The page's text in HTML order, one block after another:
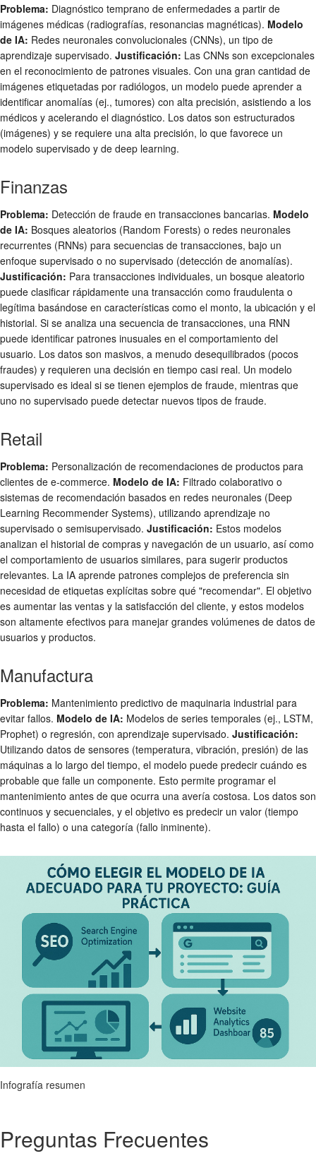
Problema: Diagnóstico temprano de enfermedades a partir de
imágenes médicas (radiografías, resonancias magnéticas). Modelo
de IA: Redes neuronales convolucionales (CNNs), un tipo de
aprendizaje supervisado. Justificación: Las CNNs son excepcionales
en el reconocimiento de patrones visuales. Con una gran cantidad de
imágenes etiquetadas por radiólogos, un modelo puede aprender a
identificar anomalías (ej., tumores) con alta precisión, asistiendo a los
médicos y acelerando el diagnóstico. Los datos son estructurados
(imágenes) y se requiere una alta precisión, lo que favorece un
modelo supervisado y de deep learning.
Finanzas
Problema: Detección de fraude en transacciones bancarias. Modelo
de IA: Bosques aleatorios (Random Forests) o redes neuronales
recurrentes (RNNs) para secuencias de transacciones, bajo un
enfoque supervisado o no supervisado (detección de anomalías).
Justificación: Para transacciones individuales, un bosque aleatorio
puede clasificar rápidamente una transacción como fraudulenta o
legítima basándose en características como el monto, la ubicación y el
historial. Si se analiza una secuencia de transacciones, una RNN
puede identificar patrones inusuales en el comportamiento del
usuario. Los datos son masivos, a menudo desequilibrados (pocos
fraudes) y requieren una decisión en tiempo casi real. Un modelo
supervisado es ideal si se tienen ejemplos de fraude, mientras que
uno no supervisado puede detectar nuevos tipos de fraude.
Retail
Problema: Personalización de recomendaciones de productos para
clientes de e-commerce. Modelo de IA: Filtrado colaborativo o
sistemas de recomendación basados en redes neuronales (Deep
Learning Recommender Systems), utilizando aprendizaje no
supervisado o semisupervisado. Justificación: Estos modelos
analizan el historial de compras y navegación de un usuario, así como
el comportamiento de usuarios similares, para sugerir productos
relevantes. La IA aprende patrones complejos de preferencia sin
necesidad de etiquetas explícitas sobre qué "recomendar". El objetivo
es aumentar las ventas y la satisfacción del cliente, y estos modelos
son altamente efectivos para manejar grandes volúmenes de datos de
usuarios y productos.
Manufactura
Problema: Mantenimiento predictivo de maquinaria industrial para
evitar fallos. Modelo de IA: Modelos de series temporales (ej., LSTM,
Prophet) o regresión, con aprendizaje supervisado. Justificación:
Utilizando datos de sensores (temperatura, vibración, presión) de las
máquinas a lo largo del tiempo, el modelo puede predecir cuándo es
probable que falle un componente. Esto permite programar el
mantenimiento antes de que ocurra una avería costosa. Los datos son
continuos y secuenciales, y el objetivo es predecir un valor (tiempo
hasta el fallo) o una categoría (fallo inminente).
Infografía resumen
Preguntas Frecuentes